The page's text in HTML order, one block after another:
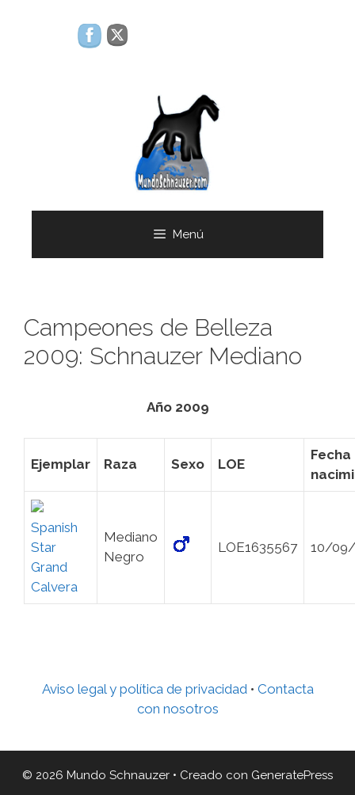
Menú
Campeones de Belleza
2009: Schnauzer Mediano
Año 2009
Ejemplar Raza Sexo LOE
Fecha
Spanish
Star
Grand
Calvera
Mediano
Negro
LOE1635567 10/
Aviso legal y política de privacidad• Contacta
con nosotros
© 2026 Mundo Schnauzer • Creado con GeneratePress